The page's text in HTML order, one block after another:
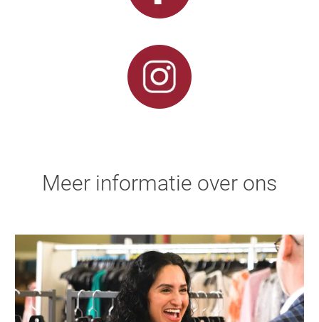
Meer informatie over ons